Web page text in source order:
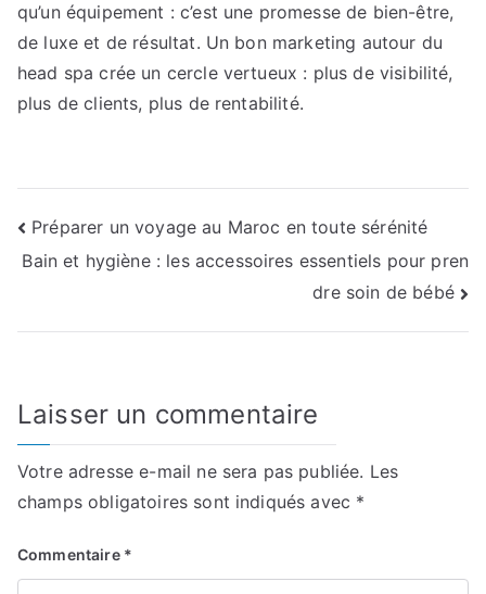
qu’un équipement : c’est une promesse de bien-être,
de luxe et de résultat. Un bon marketing autour du
head spa crée un cercle vertueux : plus de visibilité,
plus de clients, plus de rentabilité.
Navigation
de
l’article
Préparer un voyage au Maroc en toute sérénité
Bain et hygiène : les accessoires essentiels pour pren
dre soin de bébé
Laisser un commentaire
Votre adresse e-mail ne sera pas publiée. Les
champs obligatoires sont indiqués avec *
Commentaire *